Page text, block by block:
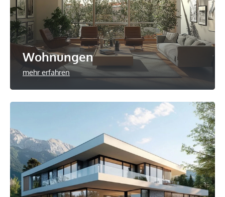
Wohnungen
mehr erfahren